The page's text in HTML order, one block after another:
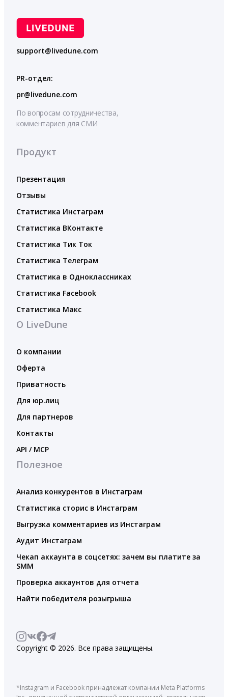
support@livedune.com
PR-отдел:
pr@livedune.com
По вопросам сотрудничества,
комментариев для СМИ
Продукт
Презентация
Отзывы
Статистика Инстаграм
Статистика ВКонтакте
Статистика Тик Ток
Статистика Телеграм
Статистика в Одноклассниках
Статистика Facebook
Статистика Макс
О LiveDune
О компании
Оферта
Приватность
Для юр.лиц
Для партнеров
Контакты
API / MCP
Полезное
Анализ конкурентов в Инстаграм
Статистика сторис в Инстаграм
Выгрузка комментариев из Инстаграм
Аудит Инстаграм
Чекап аккаунта в соцсетях: зачем вы платите за
SMM
Проверка аккаунтов для отчета
Найти победителя розыгрыша
Copyright © 2026. Все права защищены.
*Instagram и Facebook принадлежат компании Meta Platforms